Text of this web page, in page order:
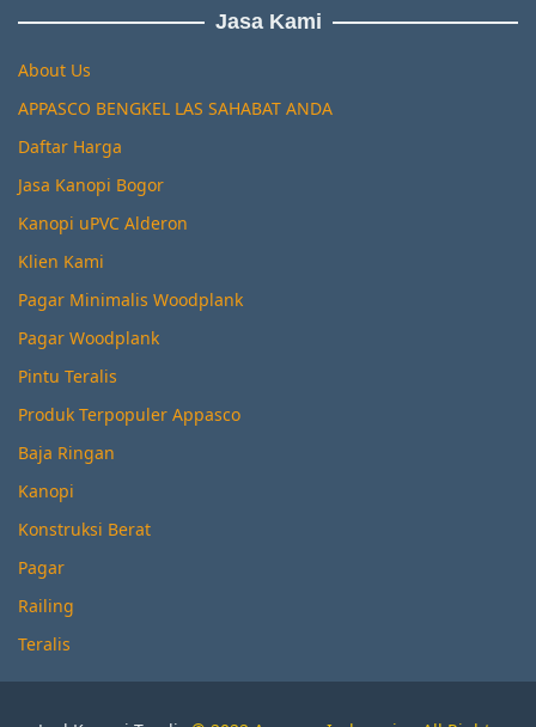
Jasa Kami
About Us
APPASCO BENGKEL LAS SAHABAT ANDA
Daftar Harga
Jasa Kanopi Bogor
Kanopi uPVC Alderon
Klien Kami
Pagar Minimalis Woodplank
Pagar Woodplank
Pintu Teralis
Produk Terpopuler Appasco
Baja Ringan
Kanopi
Konstruksi Berat
Pagar
Railing
Teralis